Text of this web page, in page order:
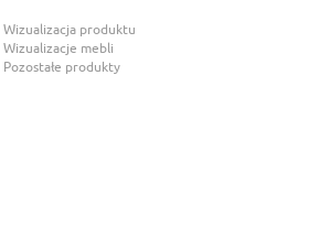
Wizualizacja produktu
Wizualizacje mebli
Pozostałe produkty